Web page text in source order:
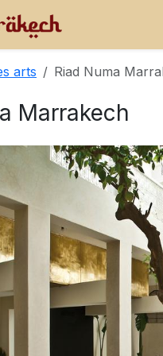
arts Riad Numa
Marrakech